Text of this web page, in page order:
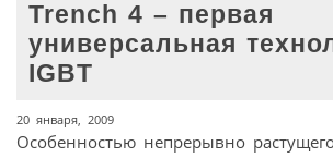
Trench 4 – первая
универсальная
IGBT
20 января, 2009
Особенностью непрерывно